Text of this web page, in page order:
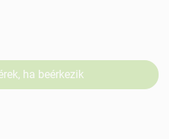
ha beérkezik